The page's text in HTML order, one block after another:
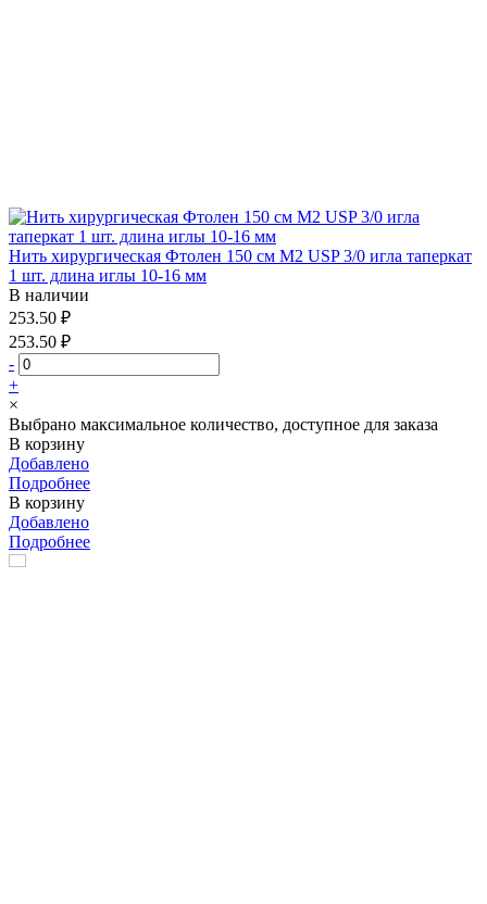
Нить хирургическая Фтолен 150 см М2 USP 3/0 игла таперкат
1 шт. длина иглы 10-16 мм
В наличии
253.50 ₽
253.50 ₽
-
+
×
Выбрано максимальное количество, доступное для заказа
В корзину
Добавлено
Подробнее
В корзину
Добавлено
Подробнее